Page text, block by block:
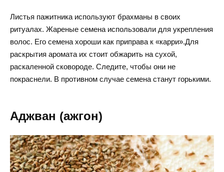
Листья пажитника используют брахманы в своих
ритуалах. Жареные семена использовали для укрепления
волос. Его семена хороши как приправа к «карри».Для
раскрытия аромата их стоит обжарить на сухой,
раскаленной сковороде. Следите, чтобы они не
покраснели. В противном случае семена станут горькими.
Аджван (ажгон)